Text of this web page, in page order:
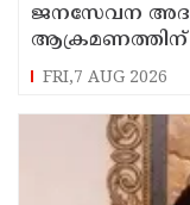
ജനസേവന
ആക്രമണത്തിന്
സഹായധനം
FRI,7 AUG 2026